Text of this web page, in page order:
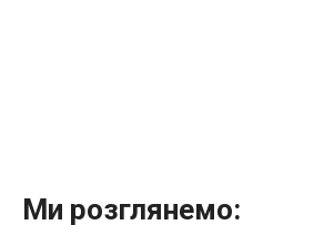
Ми розглянемо: